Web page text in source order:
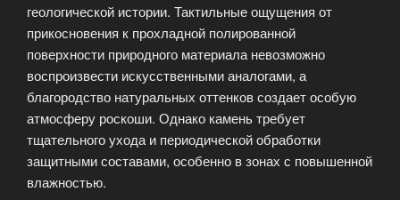
геологической истории. Тактильные ощущения от
прикосновения к прохладной полированной
поверхности природного материала невозможно
воспроизвести искусственными аналогами, а
благородство натуральных оттенков создает особую
атмосферу роскоши. Однако камень требует
тщательного ухода и периодической обработки
защитными составами, особенно в зонах с повышенной
влажностью.